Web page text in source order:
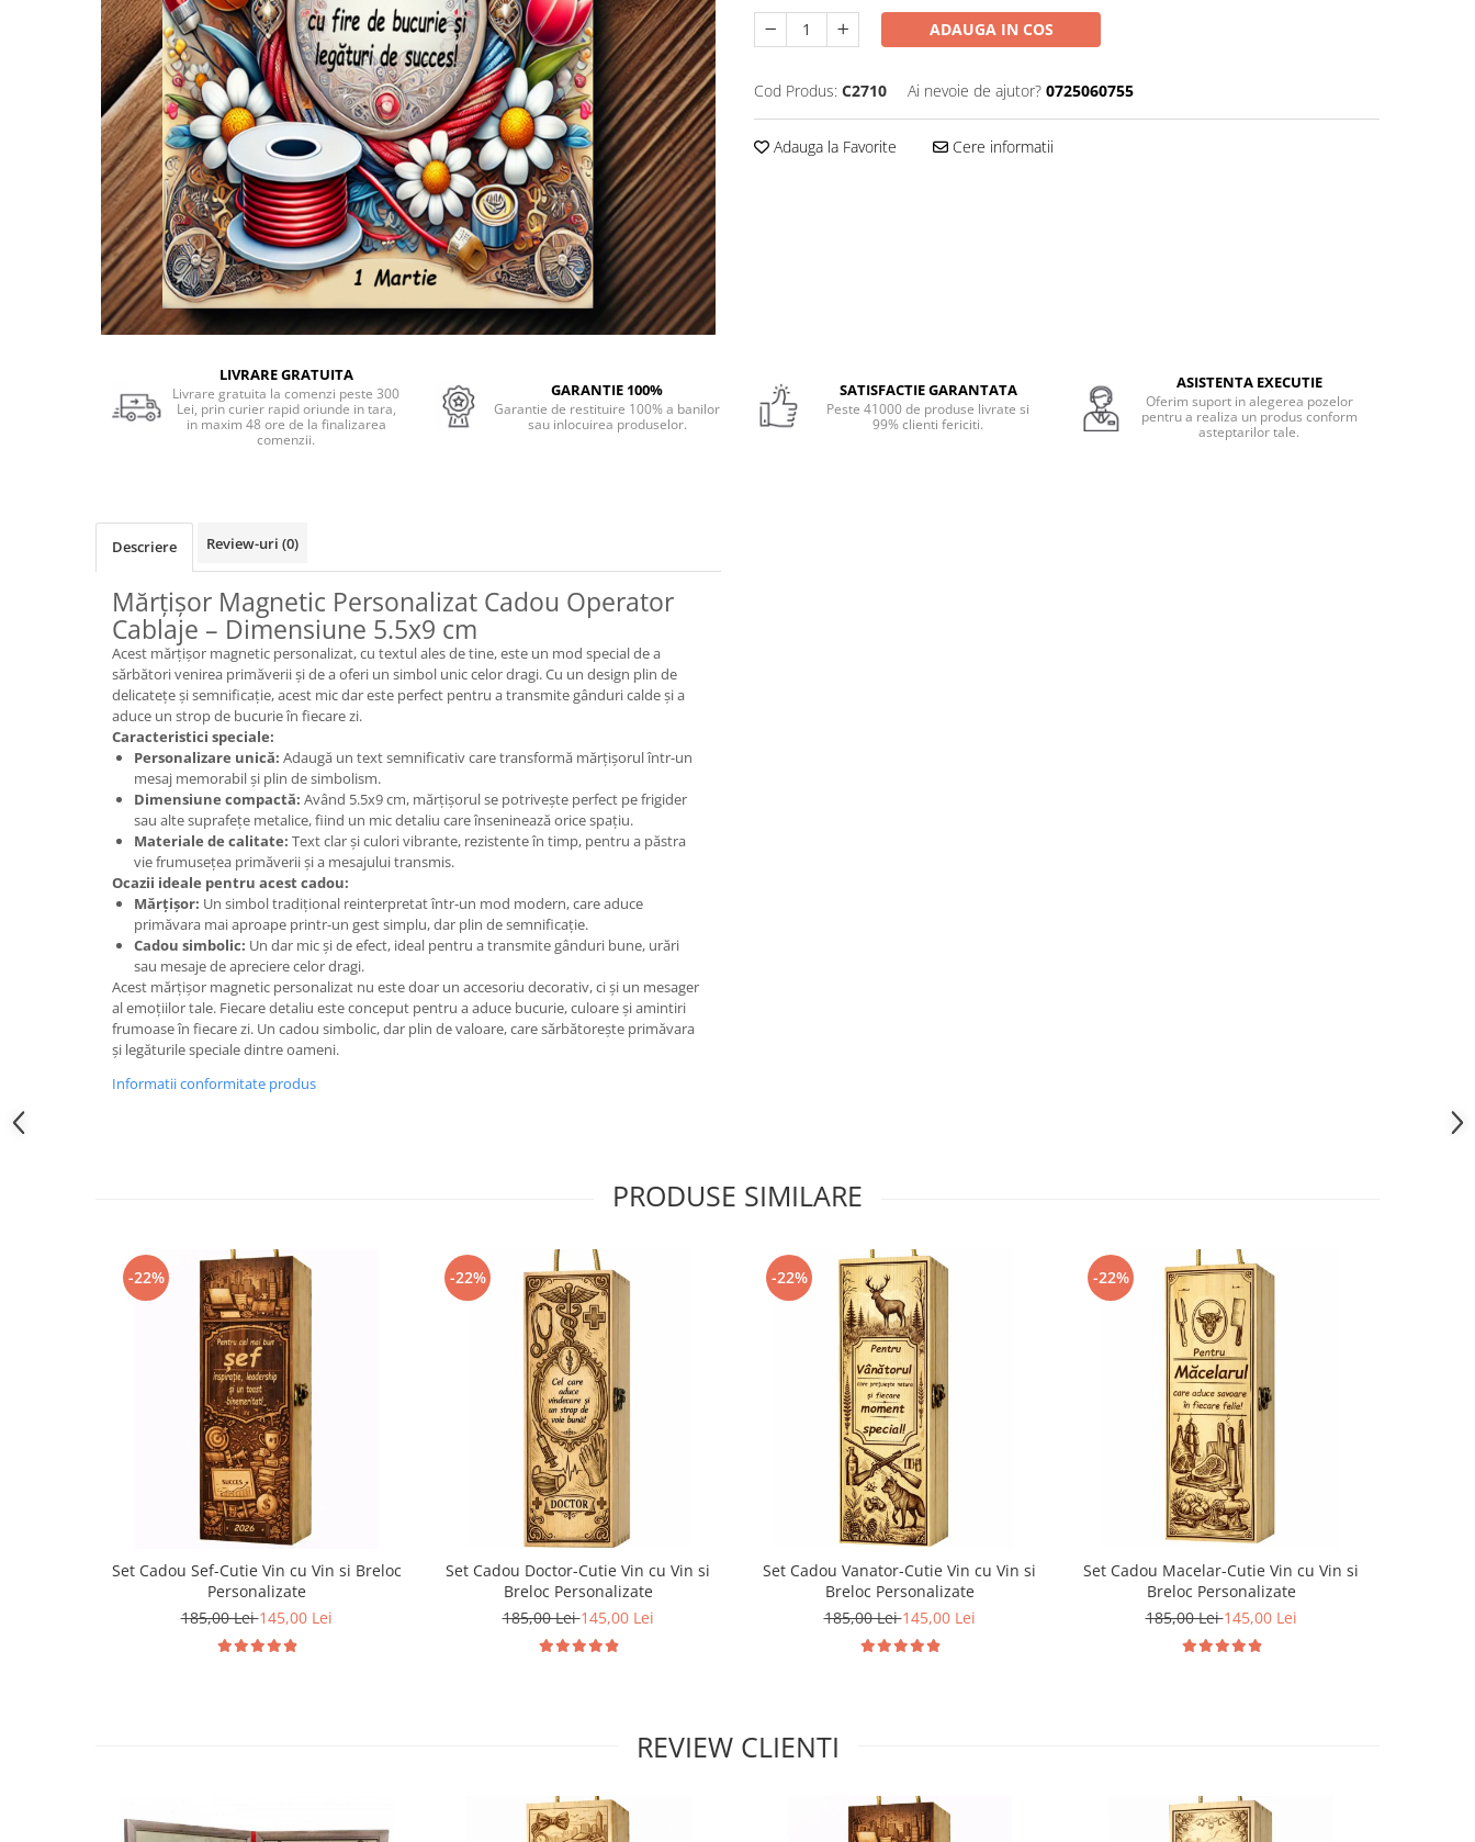
Cadouri Fiu/Fiică
Cadouri Bunici
Cadouri Cumnați
Cadouri Pisici/Câini
Cadouri Meserii&Hobby
Cadouri Apicultori
Cadouri Avocati/Juristi
Cadouri Columbofili
Cadouri Doctori/Asistente
Cadouri Farmacisti
Cadouri Ingineri
Cadouri Pompieri
Cadouri Soferi/Mecanici
Cadouri Stomatologi
Cadouri Stylisti
Cadouri Tractoristi
Cadouri Vanatori/Padurari
Cadre Didactice
ADAUGA IN COS
Cod Produs: C2710 Ai nevoie de ajutor? 0725060755
Adauga la Favorite Cere informatii
LIVRARE GRATUITA
Livrare gratuita la comenzi peste 300
Lei, prin curier rapid oriunde in tara,
in maxim 48 ore de la finalizarea
comenzii.
GARANTIE 100%
Garantie de restituire 100% a banilor
sau inlocuirea produselor.
SATISFACTIE GARANTATA
Peste 41000 de produse livrate si
99% clienti fericiti.
ASISTENTA EXECUTIE
Oferim suport in alegerea pozelor
pentru a realiza un produs conform
asteptarilor tale.
Descriere Review-uri (0)
Mărțișor Magnetic Personalizat Cadou Operator
Cablaje – Dimensiune 5.5x9 cm
Acest mărțișor magnetic personalizat, cu textul ales de tine, este un mod special de a
sărbători venirea primăverii și de a oferi un simbol unic celor dragi. Cu un design plin de
delicatețe și semnificație, acest mic dar este perfect pentru a transmite gânduri calde și a
aduce un strop de bucurie în fiecare zi.
Caracteristici speciale:
Personalizare unică: Adaugă un text semnificativ care transformă mărțișorul într-un
mesaj memorabil și plin de simbolism.
Dimensiune compactă: Având 5.5x9 cm, mărțișorul se potrivește perfect pe frigider
sau alte suprafețe metalice, fiind un mic detaliu care înseninează orice spațiu.
Materiale de calitate: Text clar și culori vibrante, rezistente în timp, pentru a păstra
vie frumusețea primăverii și a mesajului transmis.
Ocazii ideale pentru acest cadou:
Mărțișor: Un simbol tradițional reinterpretat într-un mod modern, care aduce
primăvara mai aproape printr-un gest simplu, dar plin de semnificație.
Cadou simbolic: Un dar mic și de efect, ideal pentru a transmite gânduri bune, urări
sau mesaje de apreciere celor dragi.
Acest mărțișor magnetic personalizat nu este doar un accesoriu decorativ, ci și un mesager
al emoțiilor tale. Fiecare detaliu este conceput pentru a aduce bucurie, culoare și amintiri
frumoase în fiecare zi. Un cadou simbolic, dar plin de valoare, care sărbătorește primăvara
și legăturile speciale dintre oameni.
Informatii conformitate produs
PRODUSE SIMILARE
-22%
Set Cadou Sef-Cutie Vin cu Vin si Breloc
Personalizate
185,00 Lei145,00 Lei
-22%
Set Cadou Doctor-Cutie Vin cu Vin si
Breloc Personalizate
185,00 Lei145,00 Lei
-22%
Set Cadou Vanator-Cutie Vin cu Vin si
Breloc Personalizate
185,00 Lei145,00 Lei
-22%
Set Cadou Macelar-Cutie Vin cu Vin si
Breloc Personalizate
185,00 Lei145,00 Lei
REVIEW CLIENTI